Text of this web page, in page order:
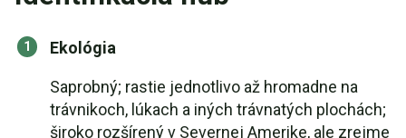
Ekológia
Saprobný; rastie jednotlivo až hromadne na
trávnikoch, lúkach a iných trávnatých plochách;
široko rozšírený v Severnej Amerike, ale zrejme